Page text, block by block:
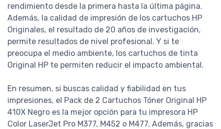
rendimiento desde la primera hasta la última página.
Además, la calidad de impresión de los cartuchos HP
Originales, el resultado de 20 años de investigación,
permite resultados de nivel profesional. Y si te
preocupa el medio ambiente, los cartuchos de tinta
Original HP te permiten reducir el impacto ambiental.
En resumen, si buscas calidad y fiabilidad en tus
impresiones, el Pack de 2 Cartuchos Tóner Original HP
410X Negro es la mejor opción para tu impresora HP
Color LaserJet Pro M377, M452 o M477. Además, gracias